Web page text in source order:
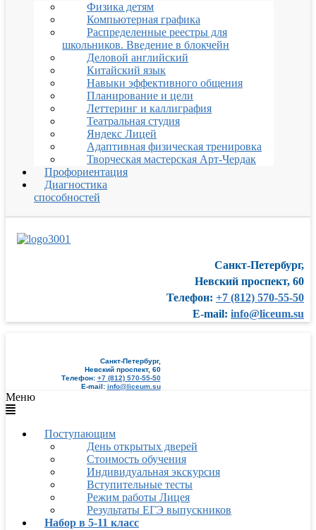
Физика детям
Компьютерная графика
Распределенные реестры для
школьников. Введение в блокчейн
Деловой английский
Китайский язык
Навыки эффективного общения
Планирование и цели
Леттеринг и каллиграфия
Театральная студия
Яндекс Лицей
Адаптивная физическая тренировка
Творческая мастерская Арт-Чердак
Профориентация
Диагностика
способностей
Санкт-Петербург,
Невский проспект, 60
Телефон: +7 (812) 570-55-50
E-mail: info@liceum.su
Санкт-Петербург,
Невский проспект, 60
Телефон: +7 (812) 570-55-50
E-mail: info@liceum.su
Меню
Поступающим
День открытых дверей
Стоимость обучения
Индивидуальная экскурсия
Вступительные тесты
Режим работы Лицея
Результаты ЕГЭ выпускников
Набор в 5-11 класс